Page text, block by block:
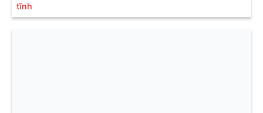
tĩnh